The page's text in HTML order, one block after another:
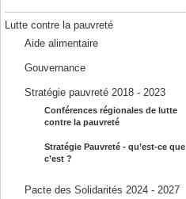
Lutte contre la pauvreté
Aide alimentaire
Gouvernance
Stratégie pauvreté 2018 - 2023
Conférences régionales de lutte
contre la pauvreté
Stratégie Pauvreté - qu’est-ce que
c’est ?
Pacte des Solidarités 2024 - 2027